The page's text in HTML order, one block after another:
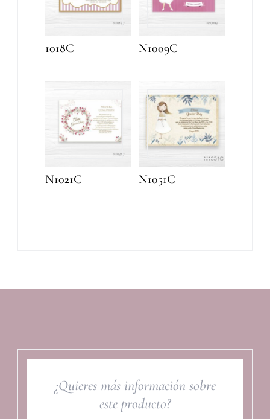
1018C N1009C
N1021C N1051C
¿Quieres más información sobre
este producto?